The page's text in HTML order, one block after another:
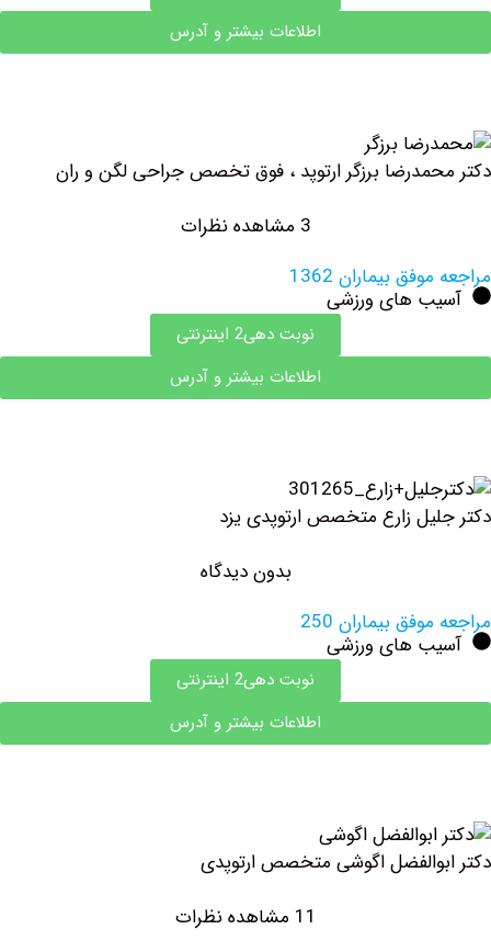
اطلاعات بیشتر و آدرس
برزگر ارتوپد ، فوق تخصص جراحی لگن و ران
بیماران 1362
های ورزشی
نوبت دهی2 اینترنتی
اطلاعات بیشتر و آدرس
زارع متخصص ارتوپدی یزد
بدون دیدگاه
بیماران 250
های ورزشی
نوبت دهی2 اینترنتی
اطلاعات بیشتر و آدرس
اگوشی متخصص ارتوپدی